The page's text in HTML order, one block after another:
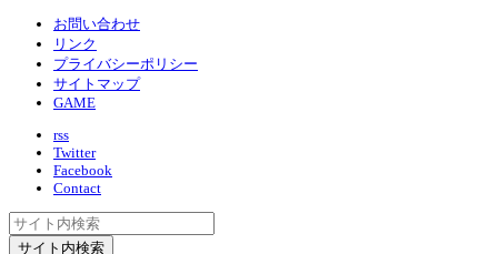
お問い合わせ
リンク
プライバシーポリシー
サイトマップ
GAME
rss
Twitter
Facebook
Contact